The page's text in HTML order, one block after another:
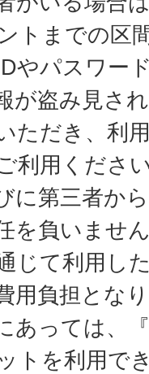
トまでの区
やパスワー
が盗み見さ
ただき、利
利用くださ
に第三者か
を負いませ
じて利用し
用負担とな
あっては、
トを利用で